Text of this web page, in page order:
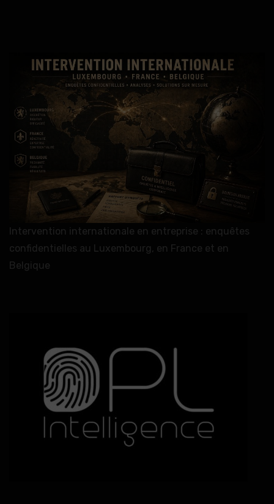
Intervention internationale en entreprise : enquêtes
confidentielles au Luxembourg, en France et en
Belgique